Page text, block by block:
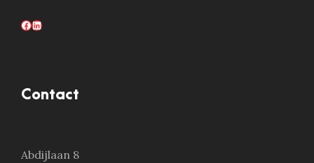
Facebook LinkedIn
Contact
Abdijlaan 8